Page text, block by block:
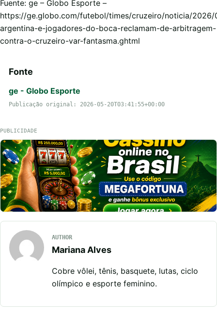
Fuente: ge – Globo Esporte –
https://ge.globo.com/futebol/times/cruzeiro/noticia/
argentina-e-jogadores-do-boca-reclamam-de-arbitragem-
contra-o-cruzeiro-var-fantasma.ghtml
Fonte
ge - Globo Esporte
Publicação original: 2026-05-20T03:41:55+00:00
PUBLICIDADE
AUTHOR
Mariana Alves
Cobre vôlei, tênis, basquete, lutas, ciclo
olímpico e esporte feminino.